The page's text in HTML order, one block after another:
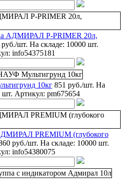
АДМИРАЛ P-PRIMER 20л,
руб./шт. На складе: 10000 шт.
info54375181
10кг 851 руб./шт. На
шт. Артикул: pm675654
PREMIUM (глубокого
руб./шт. На складе: 10000 шт.
info54380075